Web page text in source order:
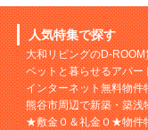
人気特集で探す
大和リビングのD-
ペットと暮らせるアパー
インターネット無料物件
熊谷市周辺で新築・築
★敷金０＆礼金０★物件